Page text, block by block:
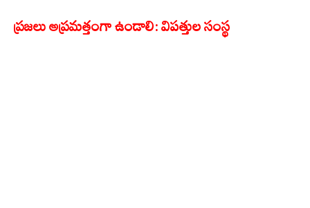
ప్రజలు అప్రమత్తంగా ఉండాలి: విపత్తుల సంస్థ